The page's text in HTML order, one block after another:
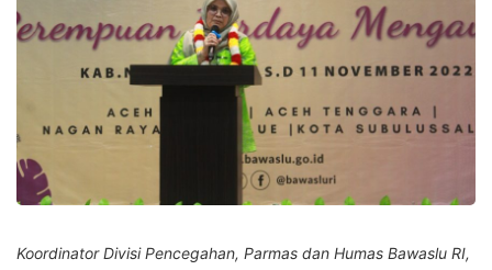
Koordinator Divisi Pencegahan, Parmas dan Humas Bawaslu RI,